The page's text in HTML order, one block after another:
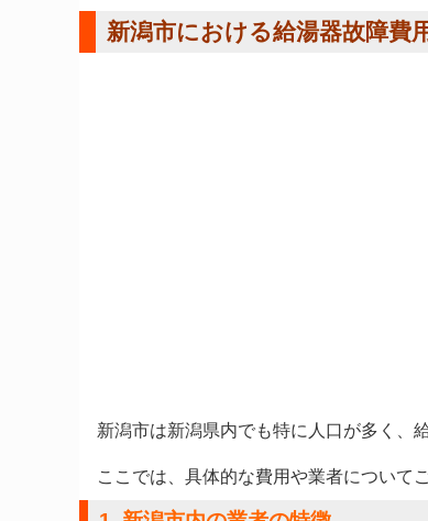
新潟市における給湯器故障費
新潟市は新潟県内でも特に人口が多く、
ここでは、具体的な費用や業者について